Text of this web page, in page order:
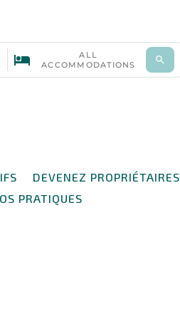
DEVENEZ PROPRIÉTAIRES
PRATIQUES